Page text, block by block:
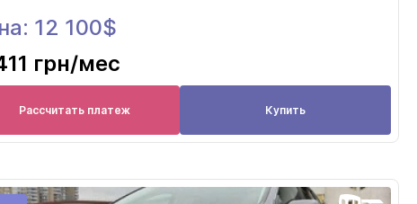
12 100$
грн/мес
Рассчитать платеж Купить